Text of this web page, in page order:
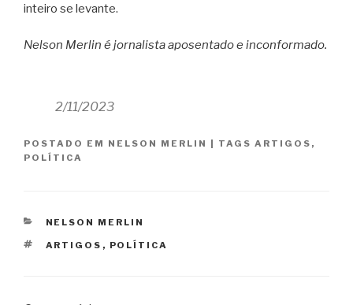
inteiro se levante.
Nelson Merlin é jornalista aposentado e inconformado.
2/11/2023
POSTADO EM NELSON MERLIN | TAGS ARTIGOS ,
POLÍTICA
CATEGORIAS
NELSON MERLIN
TAGS
ARTIGOS , POLÍTICA